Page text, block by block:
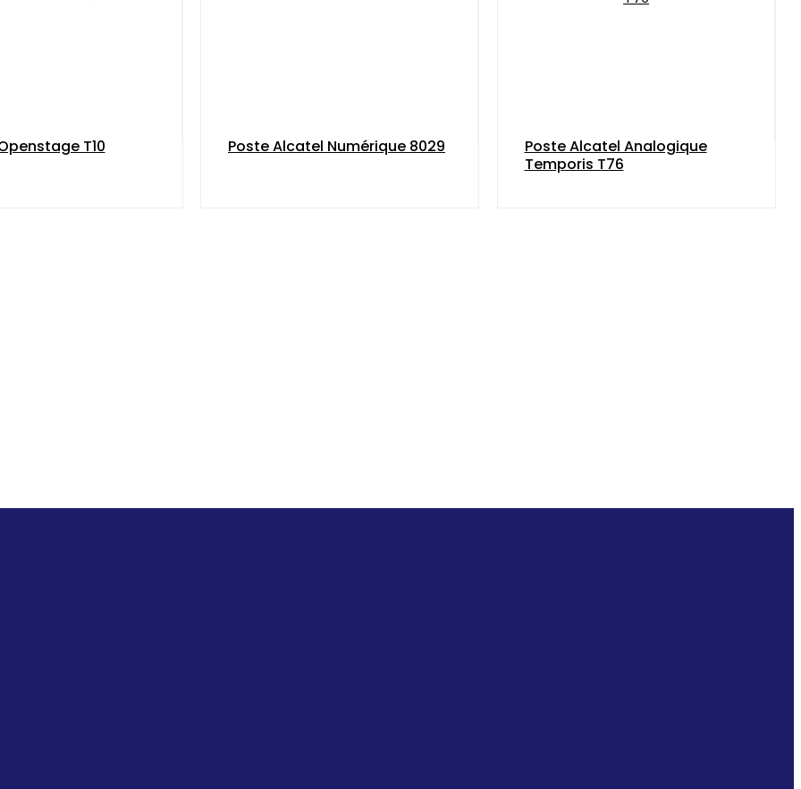
T10 Poste Alcatel Numérique 8029
Poste Alcatel Analogique
Temporis T76